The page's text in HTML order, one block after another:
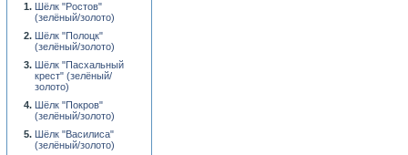
Шёлк "Ростов"
(зелёный/золото)
Шёлк "Полоцк"
(зелёный/золото)
Шёлк "Пасхальный
крест" (зелёный/
золото)
Шёлк "Покров"
(зелёный/золото)
Шёлк "Василиса"
(зелёный/золото)